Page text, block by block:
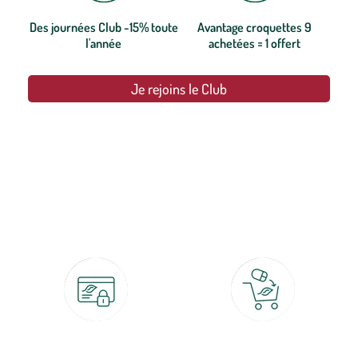
Des journées Club -15% toute
l'année
Avantage croquettes 9
achetées = 1 offert
Je rejoins le Club